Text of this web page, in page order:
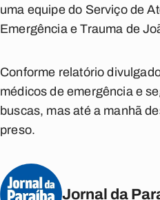
uma equipe do Serviço de
Emergência e Trauma de
Conforme relatório
médicos de emergência e
buscas, mas até a manhã
preso.
Jornal da